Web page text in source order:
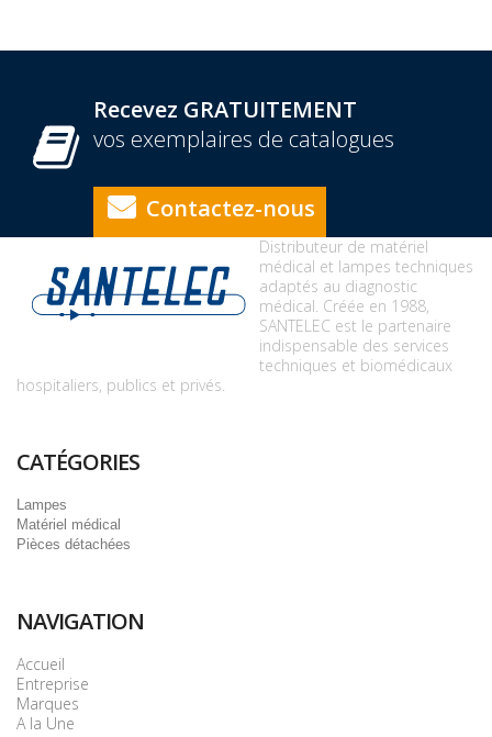
Recevez GRATUITEMENT
vos exemplaires de catalogues
Contactez-nous
Distributeur de matériel
médical et lampes techniques
adaptés au diagnostic
médical. Créée en 1988,
SANTELEC est le partenaire
indispensable des services
techniques et biomédicaux
hospitaliers, publics et privés.
CATÉGORIES
Lampes
Matériel médical
Pièces détachées
NAVIGATION
Accueil
Entreprise
Marques
A la Une